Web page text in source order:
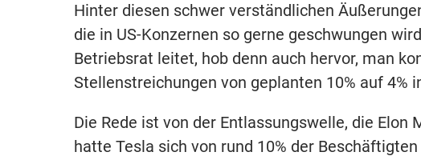
Hinter diesen schwer verständlichen
die in US-Konzernen so gerne geschwungen
Betriebsrat leitet, hob denn auch hervor, man
Stellenstreichungen von geplanten 10% auf 4%
Die Rede ist von der Entlassungswelle, die
hatte Tesla sich von rund 10% der